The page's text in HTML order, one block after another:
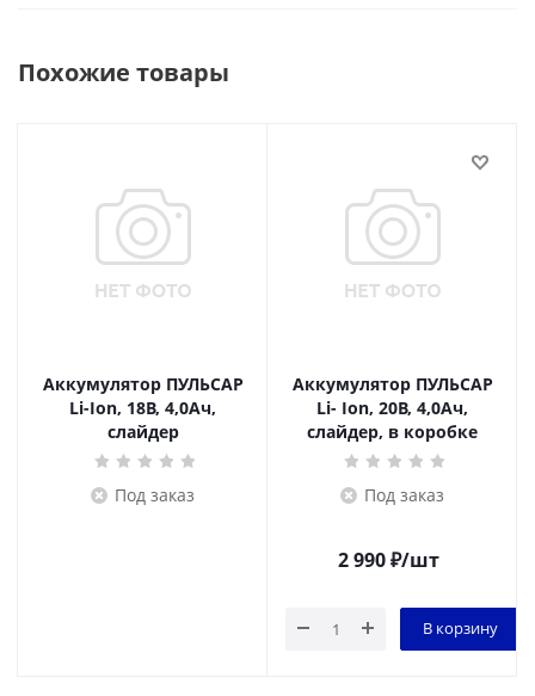
Похожие товары
Аккумулятор ПУЛЬСАР
Li-Ion, 18В, 4,0Ач,
слайдер
Под заказ
Аккумулятор ПУЛЬСАР
Li- Ion, 20В, 4,0Ач,
слайдер, в коробке
Под заказ
2 990₽/шт
В корзину